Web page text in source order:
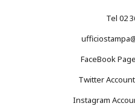
Tel 02
FaceBook
Twitter
Instagram